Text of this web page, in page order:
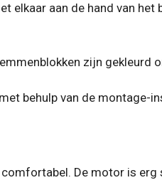
elkaar aan de hand van
zijn gekleurd
behulp van de montage-
De motor is